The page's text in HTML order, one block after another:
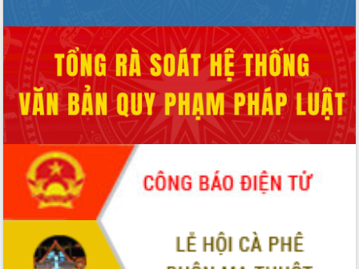
tiến đầu tư tỉnh
Ngành cá ngừ Đắk Lắk chủ động thích
ứng để giữ vững thị trường xuất khẩu
Diễn đàn Kinh tế tư nhân Việt Nam đột
phá cơ chế - Hợp tác công tư
Đề án 06 tạo bước ngoặt đột phá trong
cải cách hành chính tỉnh Đắk Lắk
Kết nối tour, đẩy mạnh chuyển đổi số
để phát triển du lịch Đắk Lắk
Khởi động Dự án Đầu tư xây dựng hạ
tầng kỹ thuật Cụm công nghiệp Tân
Tiến
Gặp mặt các cơ quan báo chí nhân Kỷ
niệm 101 năm Ngày Báo chí Cách